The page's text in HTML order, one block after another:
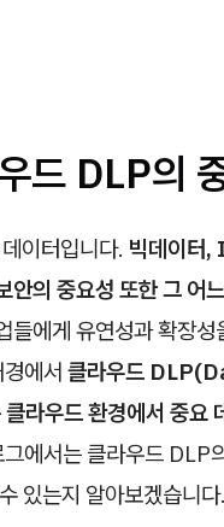
드 DLP의
이터입니다. 빅데이터,
의 중요성 또한 그 어
들에게 유연성과 확장성
에서 클라우드
우드 환경에서 중요
그에서는 클라우드 DLP
있는지 알아보겠습니다.